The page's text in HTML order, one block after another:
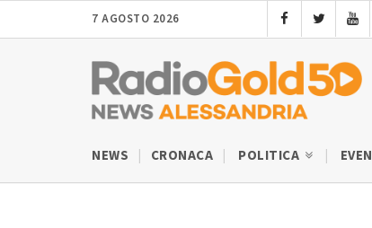
7 AGOSTO 2026
NEWS CRONACA POLITICA